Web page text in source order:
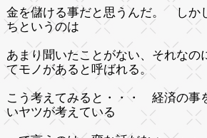
金を儲ける事だと思うんだ。 しか
ちというのは
あまり聞いたことがない、それな
てモノがあると呼ばれる。
こう考えてみると・・・ 経済の
いヤツが考えている